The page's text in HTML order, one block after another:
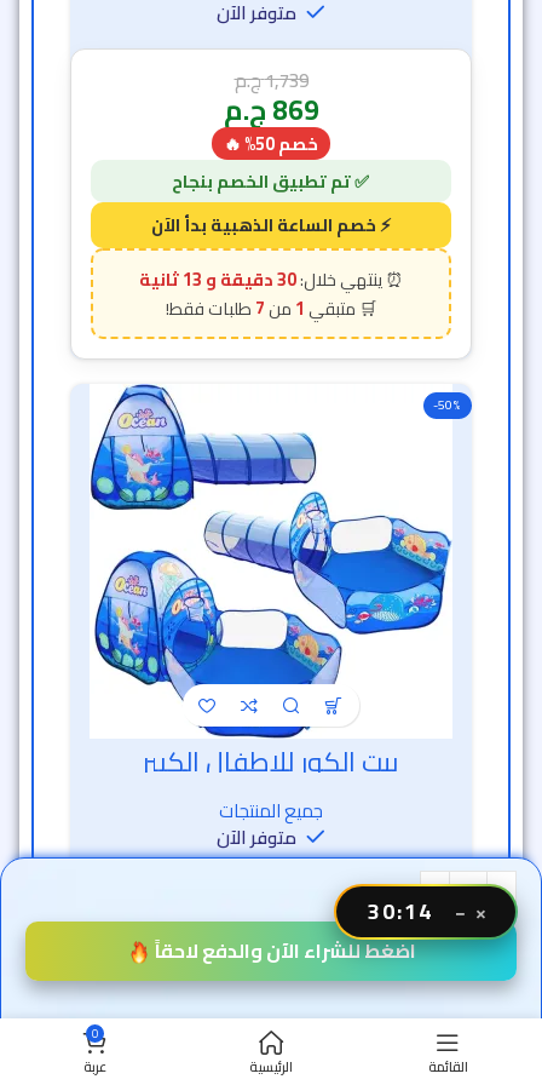
متوفر الآن
1,739ج.م
869ج.م
خصم 50% 🔥
30 دقيقة و 11 ثانية
1
7
-50%
خصم الساعة الذهبية
بيت الكور للاطفال الكبير
جميع المنتجات
متوفر الآن
939ج.م
خصم 50% 🔥
اضغط للشراء الآن والدفع لاحقاً
القائمة الرئيسية
0
عربة
×
−
30:12